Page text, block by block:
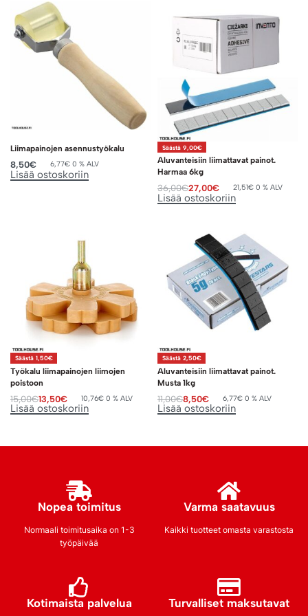
Liimapainojen asennustyökalu
8,50€ 6,77€ 0 % ALV
Lisää ostoskoriin
Säästä 9,00€
Aluvanteisiin liimattavat painot.
Harmaa 6kg
36,00€27,00€ 21,51€ 0 % ALV
Lisää ostoskoriin
Säästä 1,50€
Työkalu liimapainojen liimojen
poistoon
15,00€13,50€ 10,76€ 0 % ALV
Lisää ostoskoriin
Säästä 2,50€
Aluvanteisiin liimattavat painot.
Musta 1kg
11,00€8,50€ 6,77€ 0 % ALV
Lisää ostoskoriin
Nopea toimitus
Normaali toimitusaika on 1-3
työpäivää
Varma saatavuus
Kaikki tuotteet omasta varastosta
Kotimaista palvelua Turvalliset maksutavat